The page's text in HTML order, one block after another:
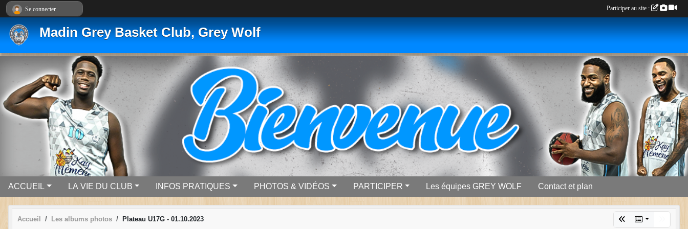
Madin Grey Basket Club, Grey Wolf
ACCUEIL LA VIE DU CLUB INFOS PRATIQUES PHOTOS & VIDÉOS PARTICIPER Les équipes GREY WOLF Contact et plan
Accueil Les albums photos Plateau U17G - 01.10.2023
Se connecter Participer au site :
Panneau de gestion des cookies